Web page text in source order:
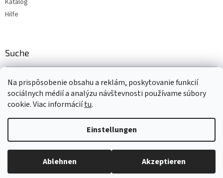
Na prispôsobenie obsahu a reklám, poskytovanie funkcií
sociálnych médií a analýzu návštevnosti používame súbory
cookie. Viac informáciítu.
Einstellungen
Ablehnen Akzeptieren
Katalog
Hilfe
Suche
SUCHEN
Copyright 2026www.t-gum.sk. Alle Rechte vorbehalten.Cookie-
Einstellungen ändern